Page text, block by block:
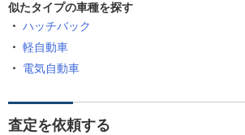
似たタイプの車種を探す
ハッチバック
軽自動車
電気自動車
査定を依頼する